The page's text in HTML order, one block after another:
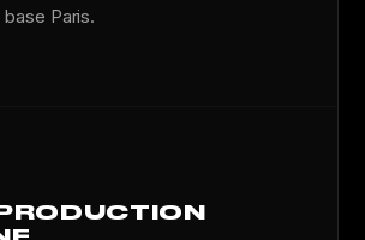
Paris.